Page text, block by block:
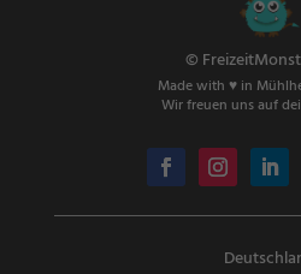
©
Made with ♥ in
Wir freuen uns auf